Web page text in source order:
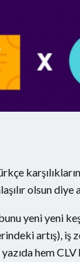
olsun diye
yeni yeni
artış), iş
hem